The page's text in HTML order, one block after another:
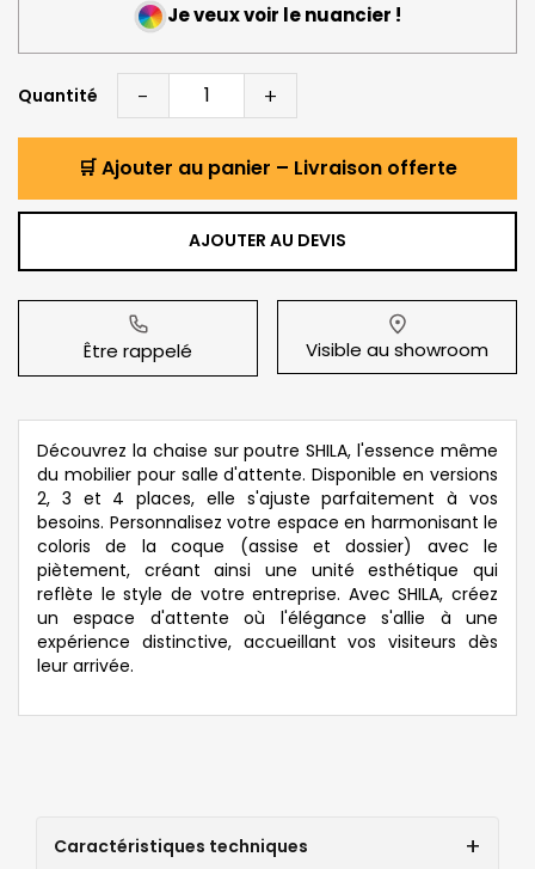
Je veux voir le nuancier !
Quantité - +
🛒 Ajouter au panier – Livraison offerte
AJOUTER AU DEVIS
Être rappelé Visible au showroom
Découvrez la chaise sur poutre SHILA, l'essence même
du mobilier pour salle d'attente. Disponible en versions
2, 3 et 4 places, elle s'ajuste parfaitement à vos
besoins. Personnalisez votre espace en harmonisant le
coloris de la coque (assise et dossier) avec le
piètement, créant ainsi une unité esthétique qui
reflète le style de votre entreprise. Avec SHILA, créez
un espace d'attente où l'élégance s'allie à une
expérience distinctive, accueillant vos visiteurs dès
leur arrivée.
Caractéristiques techniques